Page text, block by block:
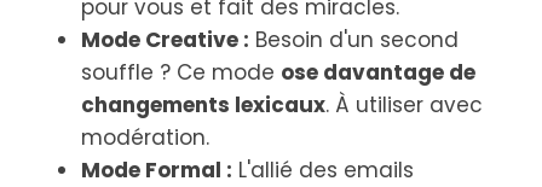
pour vous et fait des miracles.
Mode Creative : Besoin d'un second
souffle ? Ce mode ose davantage de
changements lexicaux. À utiliser avec
modération.
Mode Formal : L'allié des emails